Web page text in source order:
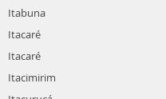
Itabuna
Itacaré
Itacaré
Itacimirim